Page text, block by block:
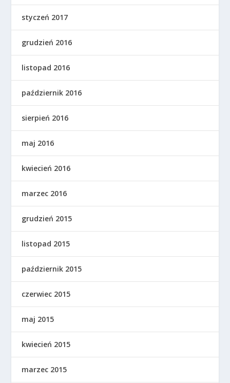
styczeń 2017
grudzień 2016
listopad 2016
październik 2016
sierpień 2016
maj 2016
kwiecień 2016
marzec 2016
grudzień 2015
listopad 2015
październik 2015
czerwiec 2015
maj 2015
kwiecień 2015
marzec 2015